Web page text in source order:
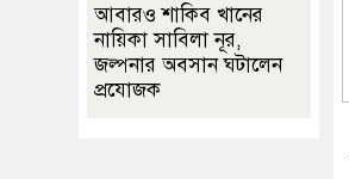
আবারও শাকিব খানের
নায়িকা সাবিলা নূর,
জল্পনার অবসান ঘটালেন
প্রযোজক